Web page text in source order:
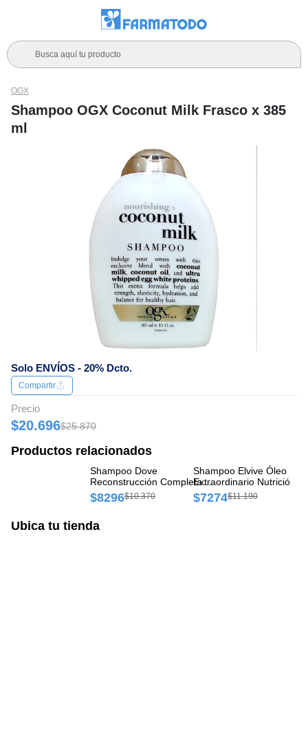
Busca aquí tu producto
Solo ENVÍOS - 20% Dcto.
OGX
Shampoo OGX Coconut Milk Frasco x 385
ml
Compartir
Precio
$20.696$25.870
Productos relacionados
Shampoo Dove
Reconstrucción Completa
Frasco x 400 ml
$8296$10.370
Shampoo Elvive Óleo
Extraordinario Nutrición
Universal Frasco x 400 ml
$7274$11.190
Ubica tu tienda